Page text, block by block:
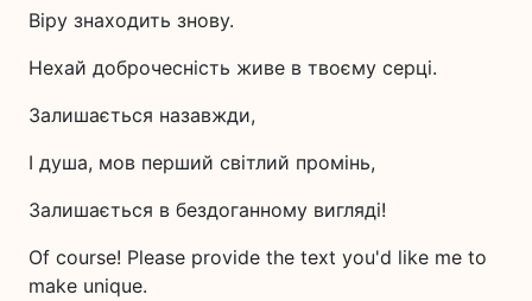
Віру знаходить знову.
Нехай доброчесність живе в твоєму серці.
Залишається назавжди,
І душа, мов перший світлий промінь,
Залишається в бездоганному вигляді!
Of course! Please provide the text you'd like me to
make unique.